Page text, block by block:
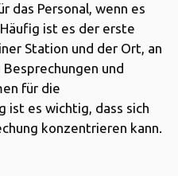
das Personal, wenn es
ist es der erste
Station und der Ort, an
und
für die
ist es wichtig, dass sich
konzentrieren kann.